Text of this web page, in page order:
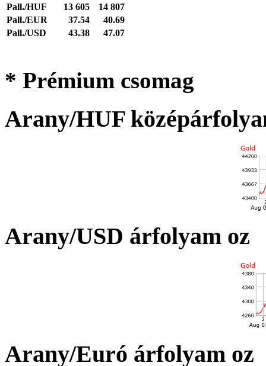
Pall./HUF
13 605
14 807
Pall./EUR
37.54
40.69
Pall./USD
43.38 47.07
* Prémium csomag
Arany/HUF
Arany/USD árfolyam oz
Arany/Euró árfolyam oz